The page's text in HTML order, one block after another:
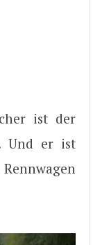
ist der
Und er ist